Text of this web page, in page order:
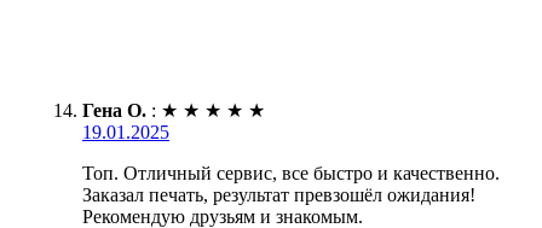
Гена О. : ★ ★ ★ ★ ★
19.01.2025
Топ. Отличный сервис, все быстро и качественно.
Заказал печать, результат превзошёл ожидания!
Рекомендую друзьям и знакомым.